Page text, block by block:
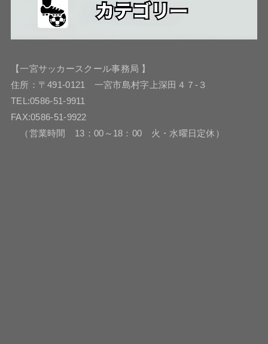
【一宮サッカースクール事務局 】
住所：〒491-0121 一宮市島村字上深田４７-３
TEL:0586-51-9911
FAX:0586-51-9922
（営業時間 13：00～18：00 火・水曜日定休）